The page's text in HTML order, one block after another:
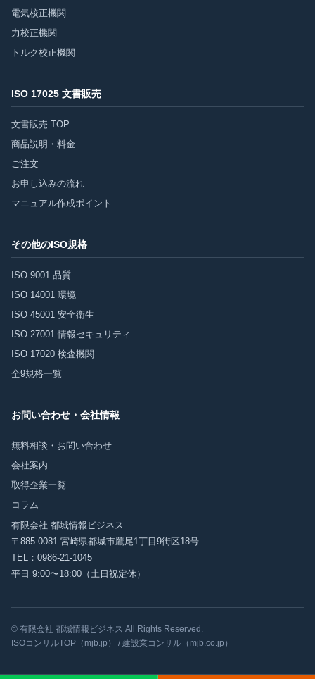
電気校正機関
力校正機関
トルク校正機関
ISO 17025 文書販売
文書販売 TOP
商品説明・料金
ご注文
お申し込みの流れ
マニュアル作成ポイント
その他のISO規格
ISO 9001 品質
ISO 14001 環境
ISO 45001 安全衛生
ISO 27001 情報セキュリティ
ISO 17020 検査機関
全9規格一覧
お問い合わせ・会社情報
無料相談・お問い合わせ
会社案内
取得企業一覧
コラム
有限会社 都城情報ビジネス
〒885-0081 宮崎県都城市鷹尾1丁目9街区18号
TEL： 0986-21-1045
平日 9:00〜18:00（土日祝定休）
© 有限会社 都城情報ビジネス All Rights Reserved.
ISOコンサルTOP（mjb.jp）
/ 建設業コンサル（mjb.co.jp）